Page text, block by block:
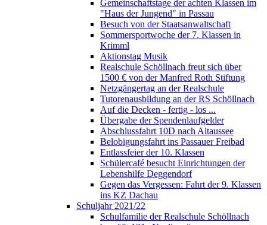
Gemeinschaftstage der achten Klassen im
"Haus der Jungend" in Passau
Besuch von der Staatsanwaltschaft
Sommersportwoche der 7. Klassen in
Krimml
Aktionstag Musik
Realschule Schöllnach freut sich über
1500 € von der Manfred Roth Stiftung
Netzgängertag an der Realschule
Tutorenausbildung an der RS Schöllnach
Auf die Decken - fertig - los ...
Übergabe der Spendenlaufgelder
Abschlussfahrt 10D nach Altaussee
Belobigungsfahrt ins Passauer Freibad
Entlassfeier der 10. Klassen
Schülercafé besucht Einrichtungen der
Lebenshilfe Deggendorf
Gegen das Vergessen: Fahrt der 9. Klassen
ins KZ Dachau
Schuljahr 2021/22
Schulfamilie der Realschule Schöllnach